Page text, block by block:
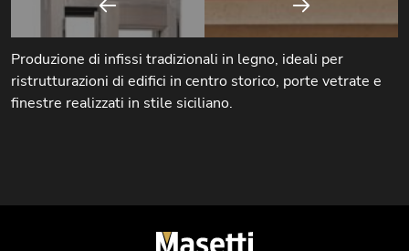
Produzione di infissi tradizionali in legno, ideali per
ristrutturazioni di edifici in centro storico, porte vetrate e
finestre realizzati in stile siciliano.